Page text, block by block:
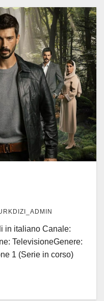
in italiano Canale:
TelevisioneGenere:
1 (Serie in corso)